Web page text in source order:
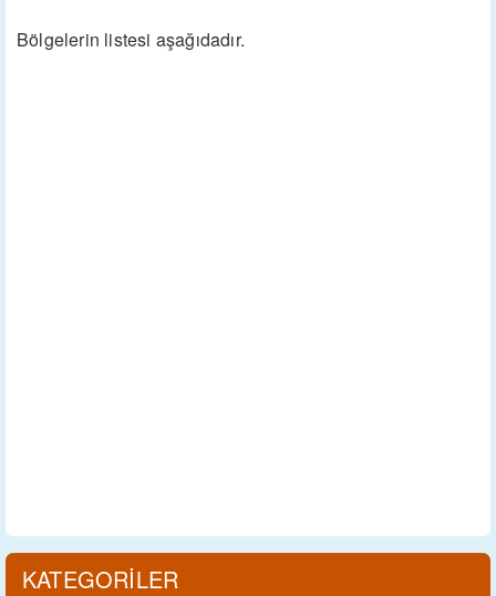
Bölgelerin listesi aşağıdadır.
KATEGORİLER